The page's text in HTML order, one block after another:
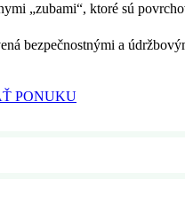
„zubami“, ktoré sú
bezpečnostnými a
PONUKU